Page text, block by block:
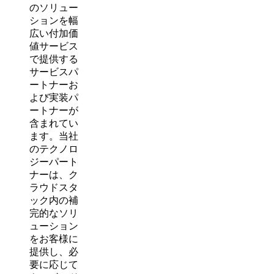
のソリュー
ションを幅
広い付加価
値サービス
で提供する
サービスパ
ートナーお
よび実装パ
ートナーが
含まれてい
ます。当社
のテクノロ
ジーパート
ナーは、ク
ラウドスタ
ック内の補
完的なソリ
ューション
をお客様に
提供し、必
要に応じて